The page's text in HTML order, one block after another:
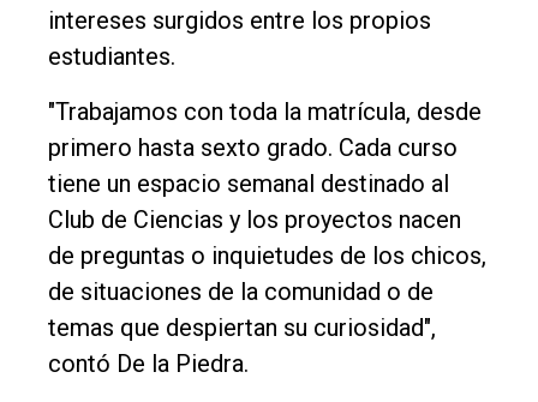
intereses surgidos entre los propios
estudiantes.
"Trabajamos con toda la matrícula, desde
primero hasta sexto grado. Cada curso
tiene un espacio semanal destinado al
Club de Ciencias y los proyectos nacen
de preguntas o inquietudes de los chicos,
de situaciones de la comunidad o de
temas que despiertan su curiosidad",
contó De la Piedra.